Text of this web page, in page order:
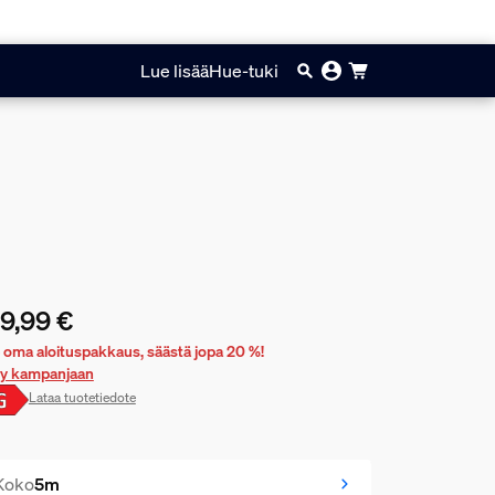
Lue lisääHue-tuki
hinta on 149,99 €
€
aloituspakkaus, säästä jopa 20 %!
kampanjaan
Lataa tuotetiedote
5m